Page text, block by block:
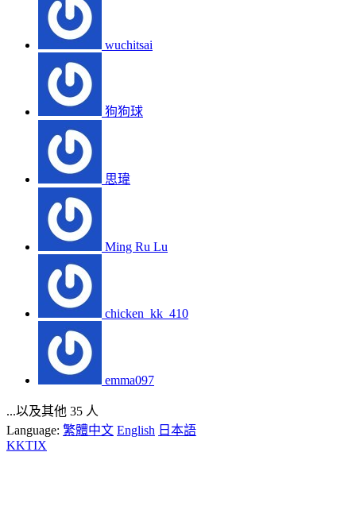
wuchitsai
狗狗球
思瑋
Ming Ru Lu
chicken_kk_410
emma097
...以及其他 35 人
Language: 繁體中文 English 日本語
KKTIX